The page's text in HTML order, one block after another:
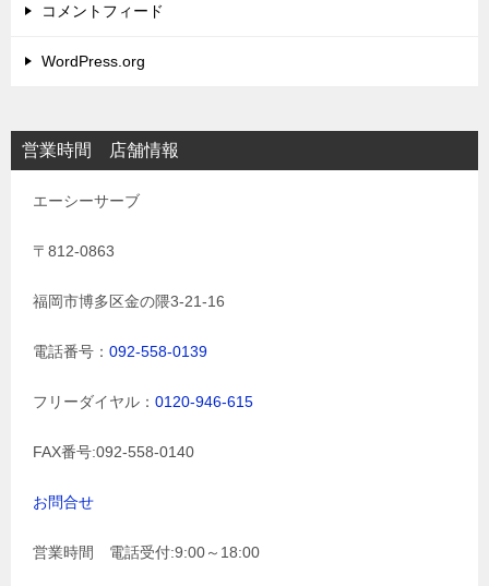
コメントフィード
WordPress.org
営業時間 店舗情報
エーシーサーブ
〒812-0863
福岡市博多区金の隈3-21-16
電話番号： 092-558-0139
フリーダイヤル： 0120-946-615
FAX番号:092-558-0140
お問合せ
営業時間 電話受付:9:00～18:00